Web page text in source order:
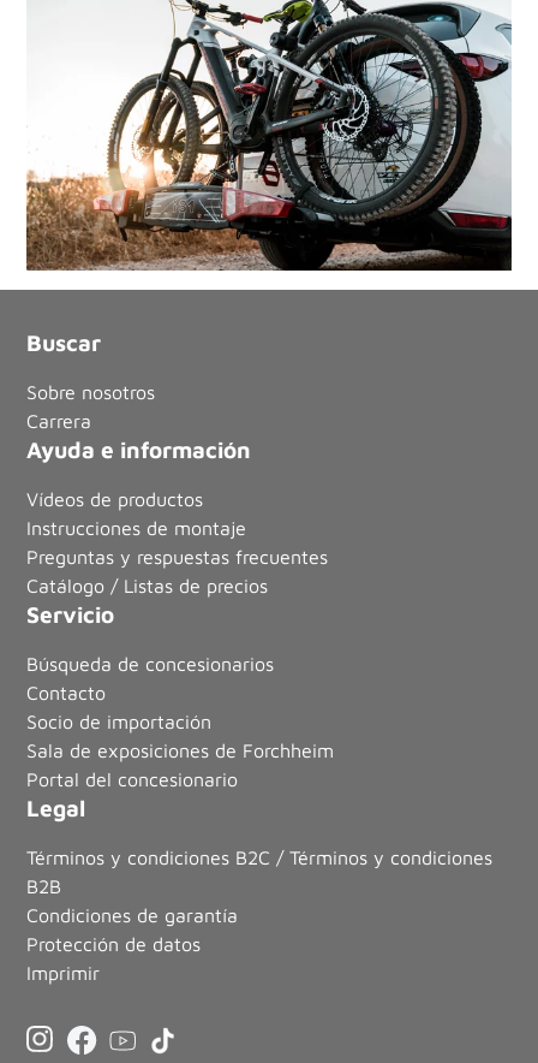
Buscar
Sobre nosotros
Carrera
Ayuda e información
Vídeos de productos
Instrucciones de montaje
Preguntas y respuestas frecuentes
Catálogo / Listas de precios
Servicio
Búsqueda de concesionarios
Contacto
Socio de importación
Sala de exposiciones de Forchheim
Portal del concesionario
Legal
Términos y condiciones B2C / Términos y condiciones
B2B
Condiciones de garantía
Protección de datos
Imprimir